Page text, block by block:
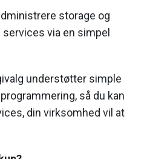
storage og
via en simpel
understøtter simple
så du kan
din virksomhed vil at